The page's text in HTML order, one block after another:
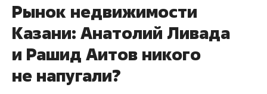
Рынок недвижимости
Казани: Анатолий Ливада
и Рашид Аитов никого
не напугали?